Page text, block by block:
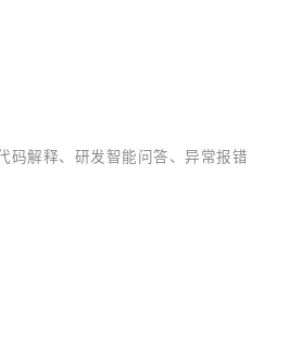
码解释、研发智能问答、异常报错